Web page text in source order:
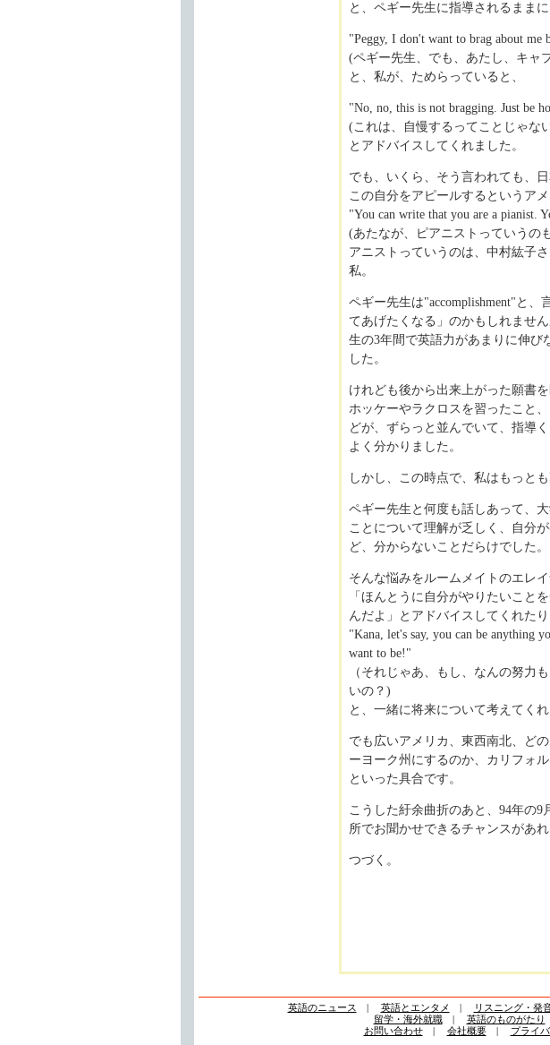
と、ペギー先生に指導されるまま
"Peggy, I don't want to brag about me
(ペギー先生、でも、あたし、キャ
と、私が、ためらっていると、
"No, no, this is not bragging. Just be
(これは、自慢するってことじゃな
とアドバイスしてくれました。
でも、いくら、そう言われても、
この自分をアピールするというア
"You can write that you are a pianist.
(あたなが、ピアニストっていうの
アニストっていうのは、中村紘子
私。
ペギー先生は"accomplishment"と
てあげたくなる」のかもしれませ
生の3年間で英語力があまりに伸び
した。
けれども後から出来上がった願書
ホッケーやラクロスを習ったこと
どが、ずらっと並んでいて、指導
よく分かりました。
しかし、この時点で、私はもっと
ペギー先生と何度も話しあって、
ことについて理解が乏しく、自分
ど、分からないことだらけでした。
そんな悩みをルームメイトのエレ
「ほんとうに自分がやりたいこと
んだよ」とアドバイスしてくれたり
"Kana, let's say, you can be anything
want to be!"
（それじゃあ、もし、なんの努力
いの？)
と、一緒に将来について考えてくれ
でも広いアメリカ、東西南北、ど
ーヨーク州にするのか、カリフォ
といった具合です。
こうした紆余曲折のあと、94年の
所でお聞かせできるチャンスがあ
つづく。
英語のニュース | 英語とエンタメ | リスニング・発
留学・海外就職| 英語のものがたり
お問い合わせ| 会社概要| プライ